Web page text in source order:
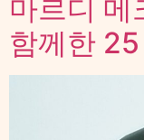
마르디 메
함께한